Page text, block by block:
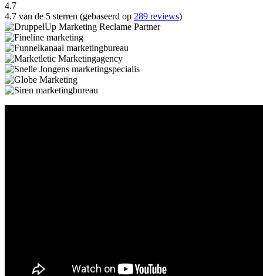
4.7
4.7 van de 5 sterren (gebaseerd op 289 reviews)